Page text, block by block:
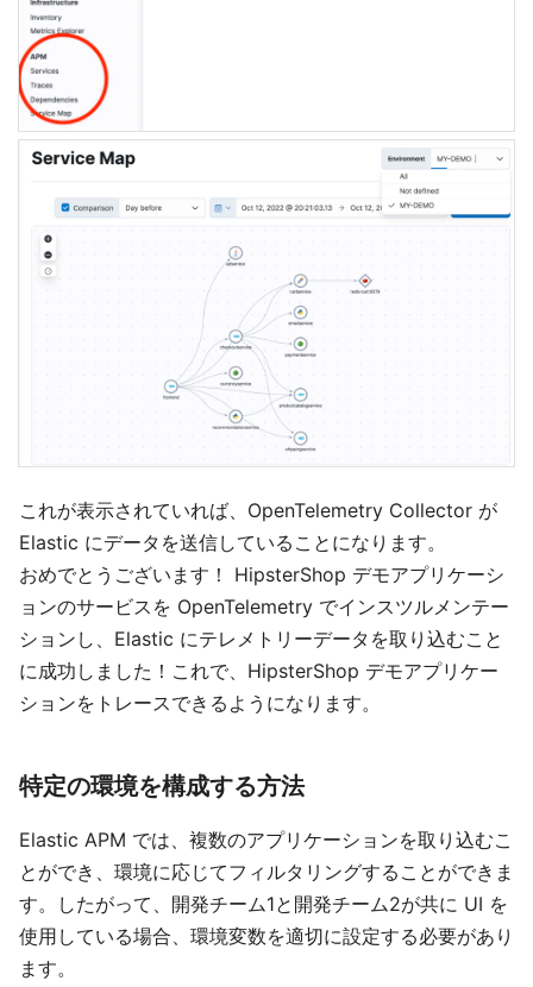
これが表示されていれば、OpenTelemetry Collector が
Elastic にデータを送信していることになります。
おめでとうございます！ HipsterShop デモアプリケーシ
ョンのサービスを OpenTelemetry でインスツルメンテー
ションし、Elastic にテレメトリーデータを取り込むこと
に成功しました！これで、HipsterShop デモアプリケー
ションをトレースできるようになります。
特定の環境を構成する方法
Elastic APM では、複数のアプリケーションを取り込むこ
とができ、環境に応じてフィルタリングすることができま
す。したがって、開発チーム1と開発チーム2が共に UI を
使用している場合、環境変数を適切に設定する必要があり
ます。